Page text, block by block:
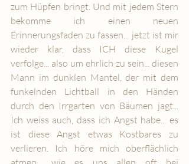
zum Hüpfen bringt. Und mit jedem Stern
bekomme ich einen neuen
Erinnerungsfaden zu fassen... jetzt ist mir
wieder klar, dass ICH diese Kugel
verfolge... also um ehrlich zu sein... diesen
Mann im dunklen Mantel, der mit dem
funkelnden Lichtball in den Händen
durch den Irrgarten von Bäumen jagt...
Ich weiss auch, dass ich Angst habe... es
ist diese Angst etwas Kostbares zu
verlieren. Ich höre mich oberflächlich